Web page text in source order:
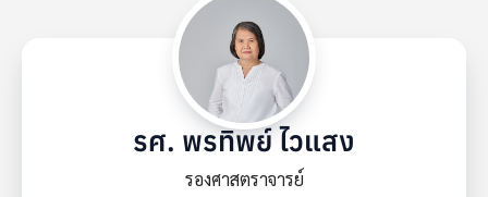
รศ. พรทิพย์ ไวแสง
รองศาสตราจารย์